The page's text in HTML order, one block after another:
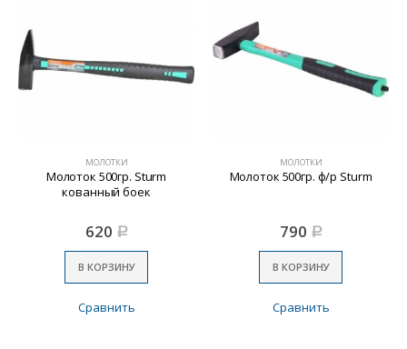
МОЛОТКИ
Молоток 500гр. Sturm
кованный боек
620 Р
В КОРЗИНУ
Сравнить
МОЛОТКИ
Молоток 500гр. ф/р Sturm
790 Р
В КОРЗИНУ
Сравнить